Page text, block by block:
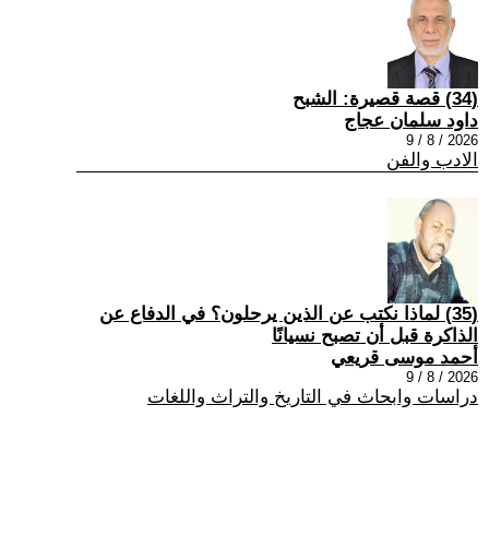
(34) قصة قصيرة: الشبح
داود سلمان عجاج
2026 / 8 / 9
الادب والفن
(35) لماذا نكتب عن الذين يرحلون؟ في الدفاع عن
الذاكرة قبل أن تصبح نسيانًا
أحمد موسى قريعي
2026 / 8 / 9
دراسات وابحاث في التاريخ والتراث واللغات